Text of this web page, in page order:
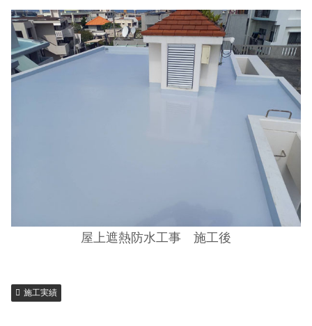
屋上遮熱防水工事 施工後
施工実績